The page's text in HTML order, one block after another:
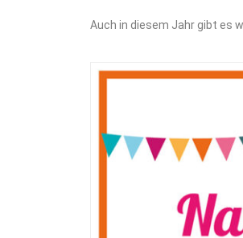
Auch in diesem Jahr gibt es